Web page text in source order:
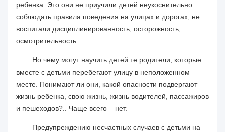
ребенка. Это они не приучили детей неукоснительно
соблюдать правила поведения на улицах и дорогах, не
воспитали дисциплинированность, осторожность,
осмотрительность.
Но чему могут научить детей те родители, которые
вместе с детьми перебегают улицу в неположенном
месте. Понимают ли они, какой опасности подвергают
жизнь ребенка, свою жизнь, жизнь водителей, пассажиров
и пешеходов?.. Чаще всего – нет.
Предупреждению несчастных случаев с детьми на